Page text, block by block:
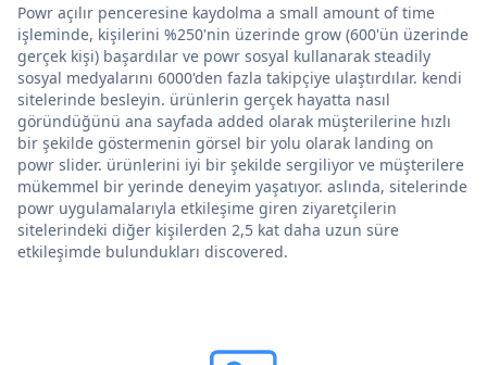
Powr açılır penceresine kaydolma a small amount of time
işleminde, kişilerini %250'nin üzerinde grow (600'ün üzerinde
gerçek kişi) başardılar ve powr sosyal kullanarak steadily
sosyal medyalarını 6000'den fazla takipçiye ulaştırdılar. kendi
sitelerinde besleyin. ürünlerin gerçek hayatta nasıl
göründüğünü ana sayfada added olarak müşterilerine hızlı
bir şekilde göstermenin görsel bir yolu olarak landing on
powr slider. ürünlerini iyi bir şekilde sergiliyor ve müşterilere
mükemmel bir yerinde deneyim yaşatıyor. aslında, sitelerinde
powr uygulamalarıyla etkileşime giren ziyaretçilerin
sitelerindeki diğer kişilerden 2,5 kat daha uzun süre
etkileşimde bulundukları discovered.